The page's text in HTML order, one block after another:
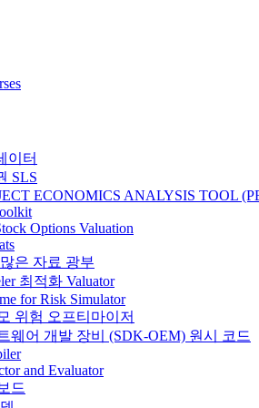
이터
SLS
ECONOMICS ANALYSIS TOOL
Options Valuation
은 자료 광부
최적화 Valuator
for Risk Simulator
위험 오프티마이저
웨어 개발 장비 (SDK-OEM) 원시 코드
and Evaluator
드